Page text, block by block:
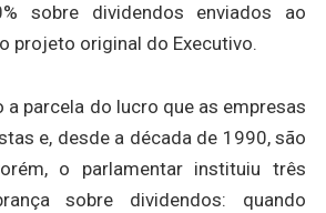
sobre dividendos enviados ao
projeto original do Executivo.
a parcela do lucro que as empresas
e, desde a década de 1990, são
o parlamentar instituiu três
sobre dividendos: quando